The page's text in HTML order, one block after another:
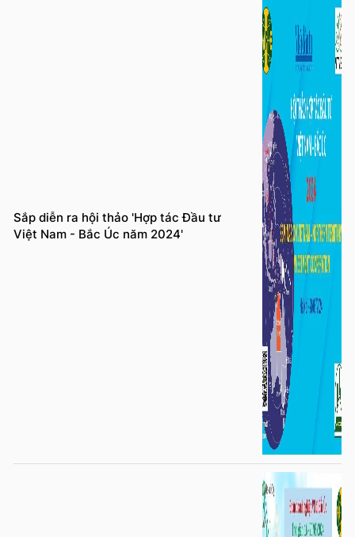
Sắp diễn ra hội thảo 'Hợp tác Đầu tư
Việt Nam - Bắc Úc năm 2024'